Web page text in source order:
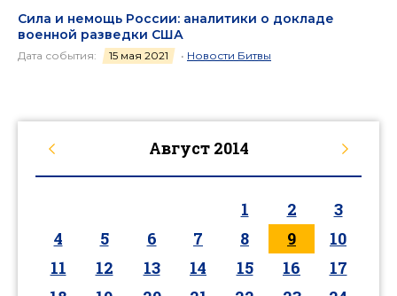
Сила и немощь России: аналитики о докладе
военной разведки США
Дата события: 15 мая 2021 • Новости Битвы
Август 2014
1 2
3
4
5 6 7 8 9
10
11
12 13 14 15 16
17